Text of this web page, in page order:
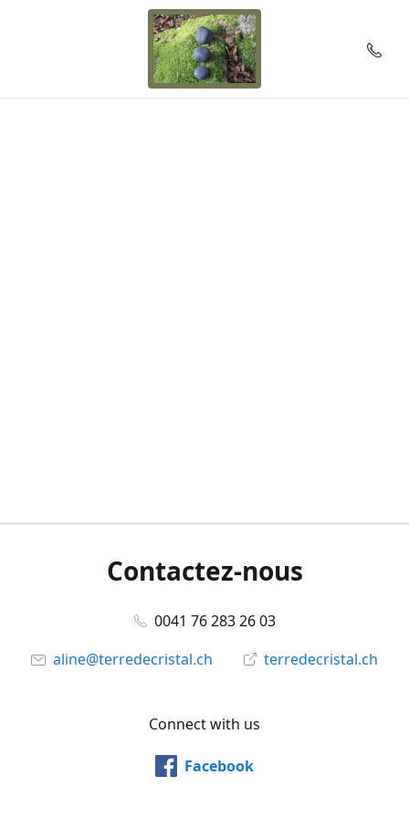
Contactez-nous
0041 76 283 26 03
aline@terredecristal.ch
terredecristal.ch
Connect with us
Facebook